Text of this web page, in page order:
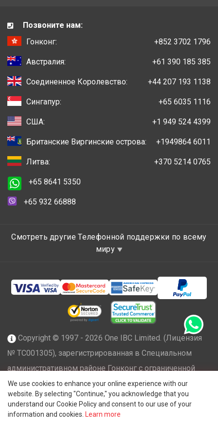
We use cookies to enhance your online experience with our
website. By selecting "Continue," you acknowledge that you
understand our Cookie Policy and consent to our use of your
information and cookies.
Learn more
Позвоните нам:
Гонконг:
+852 3702 1796
Австралия: +61 390 185 385
Соединенное Королевство: +44 207 193 1138
Сингапур: +65 6035 1116
США: +1 949 524 4399
Британские Виргинские острова: +1949864 6011
Литва: +370 5214 0765
+65 8641 5350
+65 932 66888
Смотреть другие Телефонной поддержки по всему
миру
Copyright © 1997 - 2026 One IBC Limited. (Лицензия
№ TC001305), зарегистрированная в Специальном
административном районе Гонконг с ограниченной
ответственностью и являющаяся членом сети One IBC
независимых и отдельных юридических лиц,
аффилированных с One IBC®Group ("